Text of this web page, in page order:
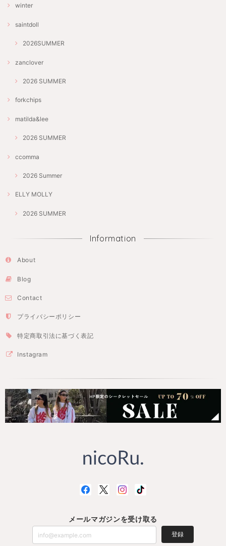
winter
saintdoll
2026SUMMER
zanclover
2026 SUMMER
forkchips
matilda&lee
2026 SUMMER
ccomma
2026 Summer
ELLY MOLLY
2026 SUMMER
Information
About
Blog
Contact
プライバシーポリシー
特定商取引法に基づく表記
Instagram
メールマガジンを受け取る
登録